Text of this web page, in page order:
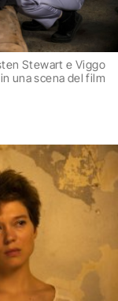
Stewart e Viggo
una scena del film